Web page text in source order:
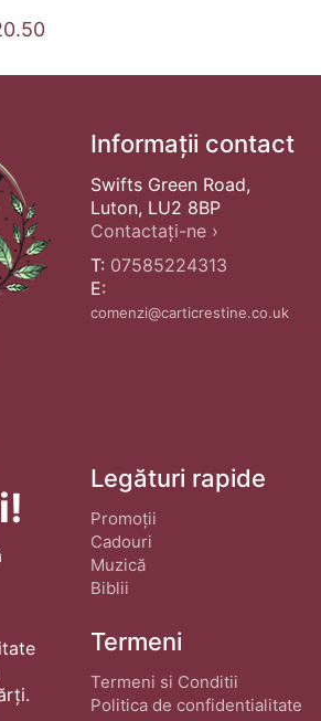
Informații contact
Swifts Green Road,
Luton, LU2 8BP
Contactați-ne ›
T: 07585224313
E:
comenzi@carticrestine.co.uk
Legături rapide
Promoții
Cadouri
Muzică
Biblii
Termeni
Termeni si Conditii
Politica de confidentialitate